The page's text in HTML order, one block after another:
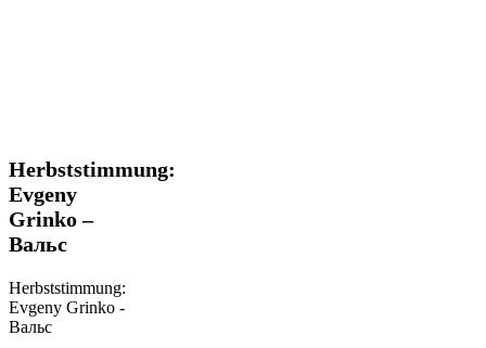
Herbststimmung:
Evgeny
Grinko
–
Вальс
Herbststimmung:
Evgeny
Grinko –
Вальс
Herbststimmung:
Evgeny Grinko -
Вальс